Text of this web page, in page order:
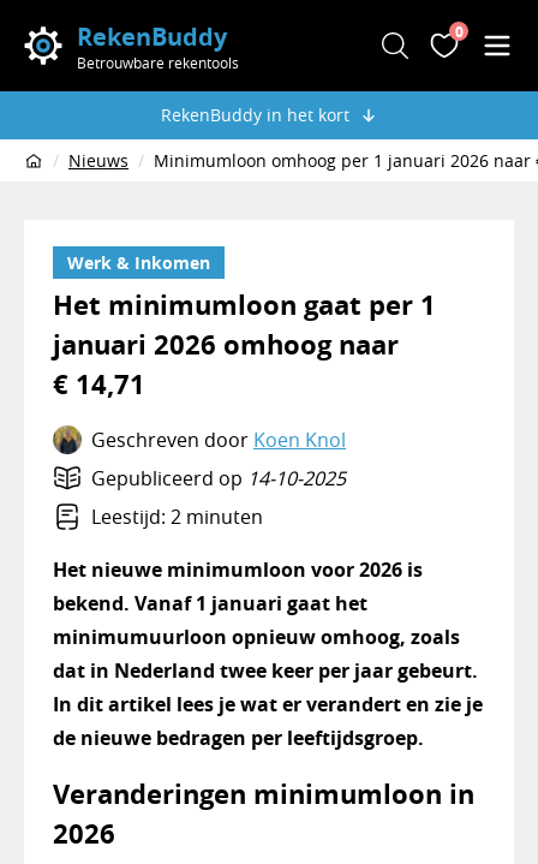
RekenBuddy
Betrouwbare rekentools Zoeken
0
RekenBuddy in het kort
HomeNieuws Minimumloon omhoog per 1 januari 2026 naar
Werk & Inkomen
Het minimumloon gaat per 1
januari 2026 omhoog naar
€ 14,71
Geschreven door Koen Knol
Gepubliceerd op 14-10-2025
Leestijd: 2 minuten
Het nieuwe minimumloon voor 2026 is
bekend. Vanaf 1 januari gaat het
minimumuurloon opnieuw omhoog, zoals
dat in Nederland twee keer per jaar gebeurt.
In dit artikel lees je wat er verandert en zie je
de nieuwe bedragen per leeftijdsgroep.
Veranderingen minimumloon in
2026